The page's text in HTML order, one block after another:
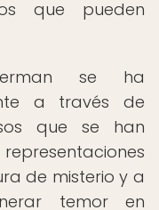
que pueden
se ha
a través de
que se han
de misterio y a
temor en